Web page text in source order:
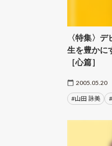
〈特集〉
生を豊かに
［心篇］
2005.05.20
#山田 詠美